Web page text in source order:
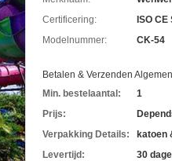
Certificering:
ISO CE
Modelnummer:
CK-54
Betalen & Verzenden
Min. bestelaantal:
1
Prijs:
Verpakking Details:
katoen
Levertijd:
30